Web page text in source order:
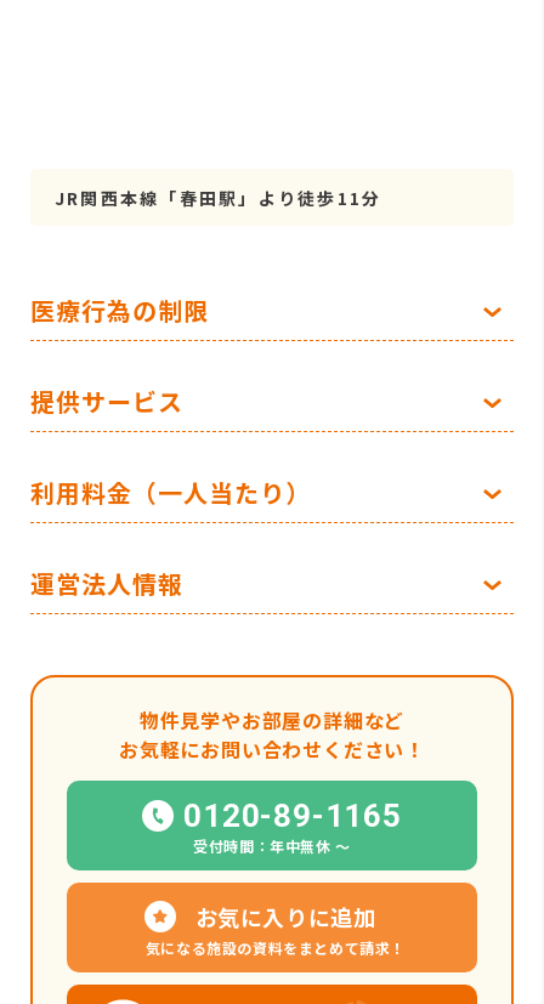
JR関西本線「春田駅」より徒歩11分
医療行為の制限
提供サービス
利用料金（一人当たり）
運営法人情報
物件見学やお部屋の詳細など
お気軽にお問い合わせください！
0120-89-1165
受付時間：年中無休 〜
お気に入りに追加
気になる施設の資料をまとめて請求！